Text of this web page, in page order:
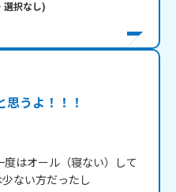
選択なし)
うよ！！！
はオール（寝ない）して
ない方だったし